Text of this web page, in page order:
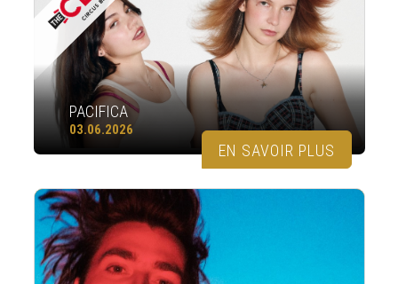
PACIFICA
03.06.2026
EN SAVOIR PLUS